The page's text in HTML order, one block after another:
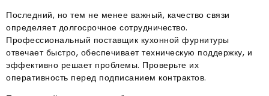
Последний, но тем не менее важный, качество связи
определяет долгосрочное сотрудничество.
Профессиональный поставщик кухонной фурнитуры
отвечает быстро, обеспечивает техническую поддержку, и
эффективно решает проблемы. Проверьте их
оперативность перед подписанием контрактов.